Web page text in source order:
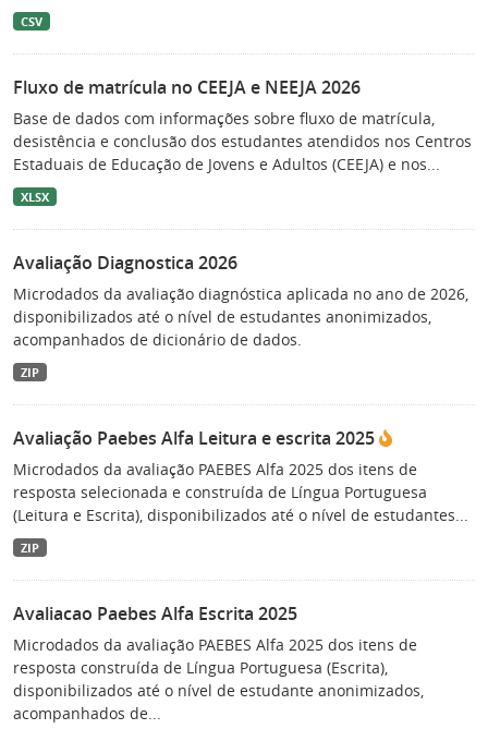
CSV
Fluxo de matrícula no CEEJA e NEEJA 2026
Base de dados com informações sobre fluxo de matrícula,
desistência e conclusão dos estudantes atendidos nos Centros
Estaduais de Educação de Jovens e Adultos (CEEJA) e nos...
XLSX
Avaliação Diagnostica 2026
Microdados da avaliação diagnóstica aplicada no ano de 2026,
disponibilizados até o nível de estudantes anonimizados,
acompanhados de dicionário de dados.
ZIP
Avaliação Paebes Alfa Leitura e escrita 2025
Microdados da avaliação PAEBES Alfa 2025 dos itens de
resposta selecionada e construída de Língua Portuguesa
(Leitura e Escrita), disponibilizados até o nível de estudantes...
ZIP
Avaliacao Paebes Alfa Escrita 2025
Microdados da avaliação PAEBES Alfa 2025 dos itens de
resposta construída de Língua Portuguesa (Escrita),
disponibilizados até o nível de estudante anonimizados,
acompanhados de...